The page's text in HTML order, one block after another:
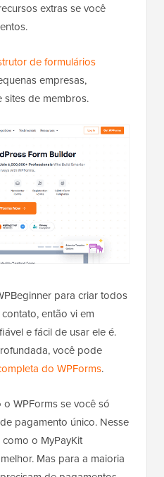
extras se você
de formulários
empresas,
sites de membros.
para criar todos
então vi em
e fácil de usar ele é.
você pode
do WPForms.
WPForms se você só
pagamento único. Nesse
o MyPayKit
Mas para a maioria